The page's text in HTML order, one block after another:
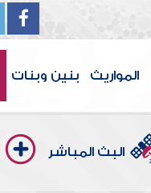
المواريث بنين وبنات
البث المباشر